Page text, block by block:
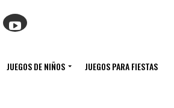
JUEGOS DE NIÑOS JUEGOS PARA FIESTAS